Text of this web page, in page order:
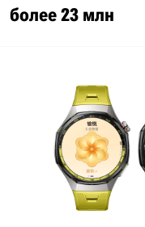
более 23 млн